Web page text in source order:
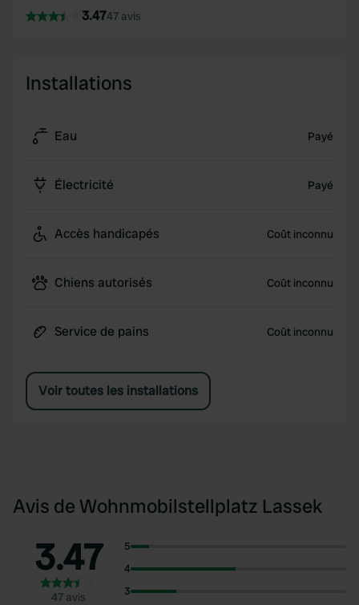
3.4747 avis
Installations
Eau Payé
Électricité Payé
Accès handicapés Coût inconnu
Chiens autorisés Coût inconnu
Service de pains Coût inconnu
Voir toutes les installations
Avis de Wohnmobilstellplatz Lassek
3.47
47 avis
5
4
3